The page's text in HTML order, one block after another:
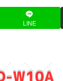
LINE